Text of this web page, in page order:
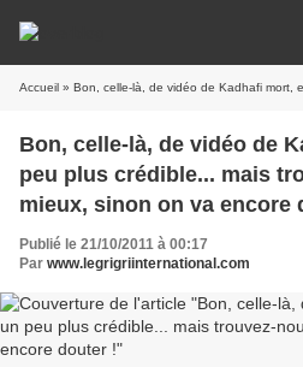
Accueil » Bon, celle-là, de vidéo de Kadhafi mort, est un peu plus
Bon, celle-là, de vidéo de
peu plus crédible... mais
mieux, sinon on va encore
Publié le 21/10/2011 à 00:17
Par www.legrigriinternational.com